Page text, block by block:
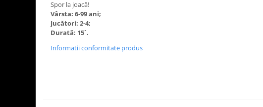
Spor la joacă!
Vârsta: 6-99 ani;
Jucători: 2-4;
Durată: 15`.
Informatii conformitate produs